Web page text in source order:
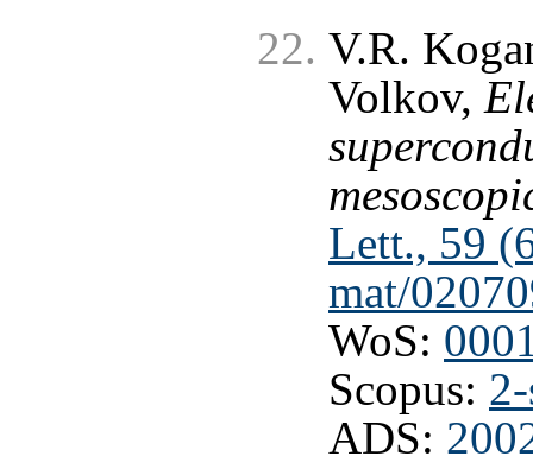
V.R.
Volkov,
Lett., 59
mat/
WoS:
Scopus:
ADS: